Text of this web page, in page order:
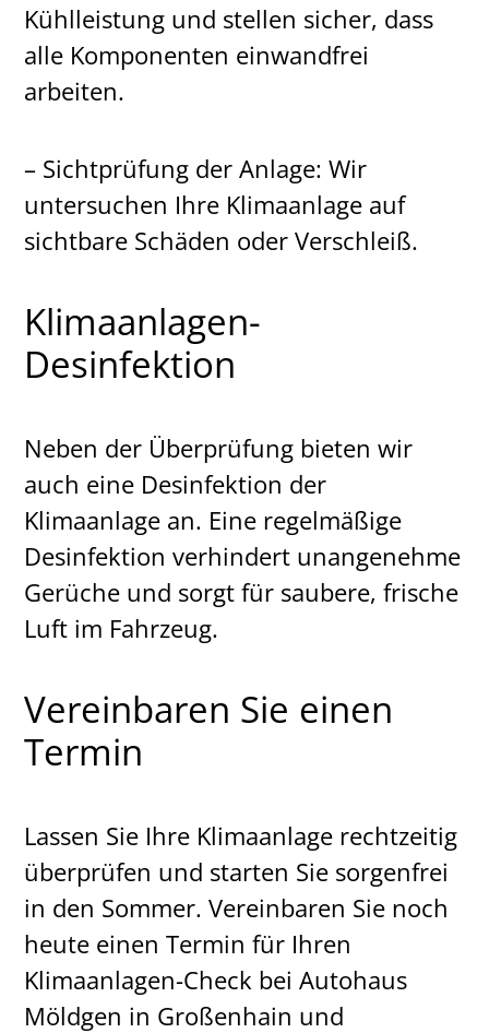
Kühlleistung und stellen sicher, dass
alle Komponenten einwandfrei
arbeiten.
– Sichtprüfung der Anlage: Wir
untersuchen Ihre Klimaanlage auf
sichtbare Schäden oder Verschleiß.
Klimaanlagen-
Desinfektion
Neben der Überprüfung bieten wir
auch eine Desinfektion der
Klimaanlage an. Eine regelmäßige
Desinfektion verhindert unangenehme
Gerüche und sorgt für saubere, frische
Luft im Fahrzeug.
Vereinbaren Sie einen
Termin
Lassen Sie Ihre Klimaanlage rechtzeitig
überprüfen und starten Sie sorgenfrei
in den Sommer. Vereinbaren Sie noch
heute einen Termin für Ihren
Klimaanlagen-Check bei Autohaus
Möldgen in Großenhain und